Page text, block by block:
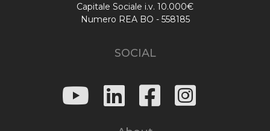
Capitale Sociale i.v. 10.000€
Numero REA BO - 558185
SOCIAL